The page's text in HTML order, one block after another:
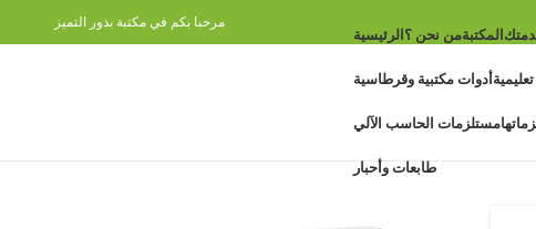
مرحبا بكم في مكتبة بذور التميز
الرئيسية من نحن ؟المكتبة
أدوات مكتبية وقرطاسية
مستلزمات الحاسب الآلي
طابعات وأحبار